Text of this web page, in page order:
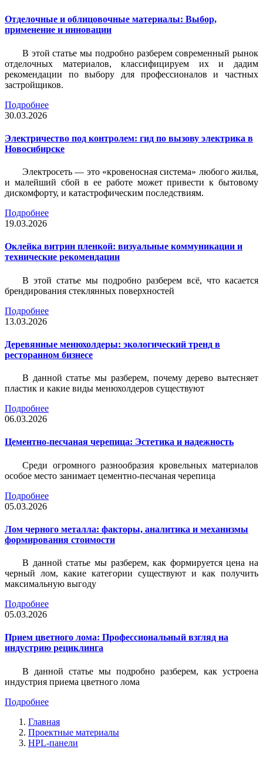
Отделочные и облицовочные материалы: Выбор,
применение и инновации
В этой статье мы подробно разберем современный рынок
отделочных материалов, классифицируем их и дадим
рекомендации по выбору для профессионалов и частных
застройщиков.
Подробнее
30.03.2026
Электричество под контролем: гид по вызову электрика в
Новосибирске
Электросеть — это «кровеносная система» любого жилья,
и малейший сбой в ее работе может привести к бытовому
дискомфорту, и катастрофическим последствиям.
Подробнее
19.03.2026
Оклейка витрин пленкой: визуальные коммуникации и
технические рекомендации
В этой статье мы подробно разберем всё, что касается
брендирования стеклянных поверхностей
Подробнее
13.03.2026
Деревянные менюхолдеры: экологический тренд в
ресторанном бизнесе
В данной статье мы разберем, почему дерево вытесняет
пластик и какие виды менюхолдеров существуют
Подробнее
06.03.2026
Цементно-песчаная черепица: Эстетика и надежность
Среди огромного разнообразия кровельных материалов
особое место занимает цементно-песчаная черепица
Подробнее
05.03.2026
Лом черного металла: факторы, аналитика и механизмы
формирования стоимости
В данной статье мы разберем, как формируется цена на
черный лом, какие категории существуют и как получить
максимальную выгоду
Подробнее
05.03.2026
Прием цветного лома: Профессиональный взгляд на
индустрию рециклинга
В данной статье мы подробно разберем, как устроена
индустрия приема цветного лома
Подробнее
Главная
Проектные материалы
HPL-панели